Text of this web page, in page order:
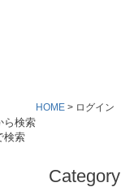
ら検索
検索
HOME ログイン
Category